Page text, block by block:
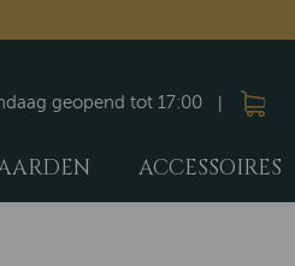
geopend tot 17:00
ACCESSOIRES